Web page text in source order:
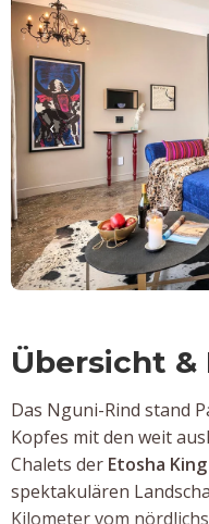
‹
Übersicht &
Das Nguni-Rind stand
Kopfes mit den weit
Chalets der Etosha
spektakulären
Kilometer vom